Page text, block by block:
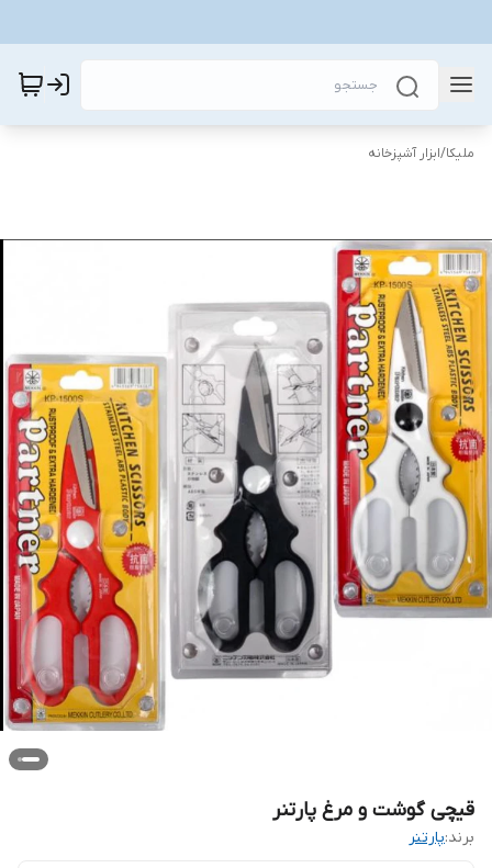
ملیکا/ابزار آشپزخانه
قیچی گوشت و مرغ پارتنر
برند:پارتنر